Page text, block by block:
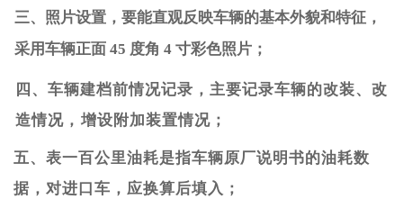
三、照片设置， 要能直观反映车辆的基本外貌和特征，
采用车辆正面 45 度角 4 寸彩色照片；
四、车辆建档前情况记录，主要记录车辆的改装、改
造情况， 增设附加装置情况；
五、表一百公里油耗是指车辆原厂说明书的油耗数
据，对进口车，应换算后填入；